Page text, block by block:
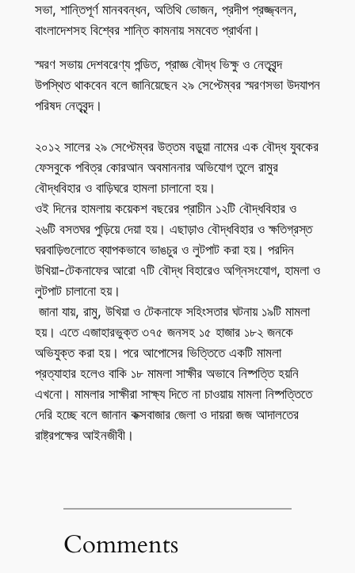
সভা, শান্তিপূর্ণ মানববন্ধন, অতিথি ভোজন, প্রদীপ প্রজ্জ্বলন,
বাংলাদেশসহ বিশ্বের শান্তি কামনায় সমবেত প্রার্থনা।
স্মরণ সভায় দেশবরেণ্য পন্ডিত, প্রাজ্ঞ বৌদ্ধ ভিক্ষু ও নেতৃবৃন্দ
উপস্থিত থাকবেন বলে জানিয়েছেন ২৯ সেপ্টেম্বর স্মরণসভা উদযাপন
পরিষদ নেতৃবৃন্দ।
২০১২ সালের ২৯ সেপ্টেম্বর উত্তম বড়ুয়া নামের এক বৌদ্ধ যুবকের
ফেসবুকে পবিত্র কোরআন অবমাননার অভিযোগ তুলে রামুর
বৌদ্ধবিহার ও বাড়িঘরে হামলা চালানো হয়।
ওই দিনের হামলায় কয়েকশ বছরের প্রাচীন ১২টি বৌদ্ধবিহার ও
২৬টি বসতঘর পুড়িয়ে দেয়া হয়। এছাড়াও বৌদ্ধবিহার ও ক্ষতিগ্রস্ত
ঘরবাড়িগুলোতে ব্যাপকভাবে ভাঙচুর ও লুটপাট করা হয়। পরদিন
উখিয়া-টেকনাফের আরো ৭টি বৌদ্ধ বিহারেও অগ্নিসংযোগ, হামলা ও
লুটপাট চালানো হয়।
জানা যায়, রামু, উখিয়া ও টেকনাফে সহিংসতার ঘটনায় ১৯টি মামলা
হয়। এতে এজাহারভুক্ত ৩৭৫ জনসহ ১৫ হাজার ১৮২ জনকে
অভিযুক্ত করা হয়। পরে আপোসের ভিত্তিতে একটি মামলা
প্রত্যাহার হলেও বাকি ১৮ মামলা সাক্ষীর অভাবে নিষ্পত্তি হয়নি
এখনো। মামলার সাক্ষীরা সাক্ষ্য দিতে না চাওয়ায় মামলা নিষ্পত্তিতে
দেরি হচ্ছে বলে জানান কক্সবাজার জেলা ও দায়রা জজ আদালতের
রাষ্ট্রপক্ষের আইনজীবী।
Comments